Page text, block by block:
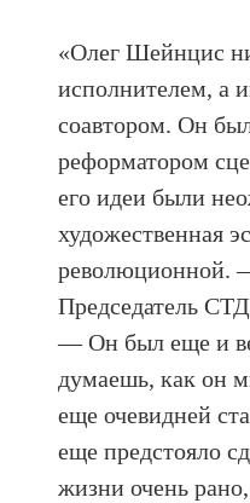
«Олег Шейнцис
исполнителем, а
соавтором. Он
реформатором
его идеи были
художественная
Председатель
— Он был еще и
думаешь, как он
еще очевидней
еще предстояло
жизни очень